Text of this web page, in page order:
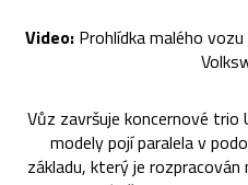
Video:Prohlídka malého
Vůz završuje koncernové trio
modely pojí paralela v
základu, který je